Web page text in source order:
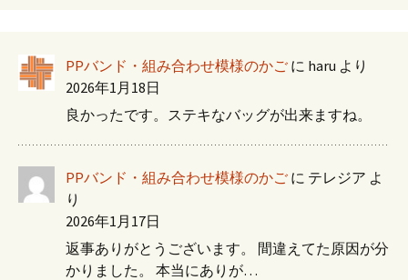
PPバンド・組み合わせ模様のかご に haru より
2026年1月18日
良かったです。ステキなバッグが出来ますね。
PPバンド・組み合わせ模様のかご に テレジア よ
り
2026年1月17日
返事ありがとうございます。 間違えてた原因が分
かりました。 本当にありが…